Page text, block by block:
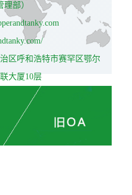
理部）
区呼和浩特市赛罕区鄂尔
大厦10层